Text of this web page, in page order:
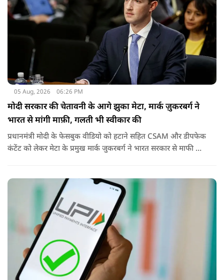
05 Aug, 2026 06:26 PM
मोदी सरकार की चेतावनी के आगे झुका मेटा, मार्क ज़ुकरबर्ग ने
भारत से मांगी माफ़ी, गलती भी स्वीकार की
प्रधानमंत्री मोदी के फेसबुक वीडियो को हटाने सहित CSAM और डीपफेक
कंटेंट को लेकर मेटा के प्रमुख मार्क जुकरबर्ग ने भारत सरकार से माफी मांग